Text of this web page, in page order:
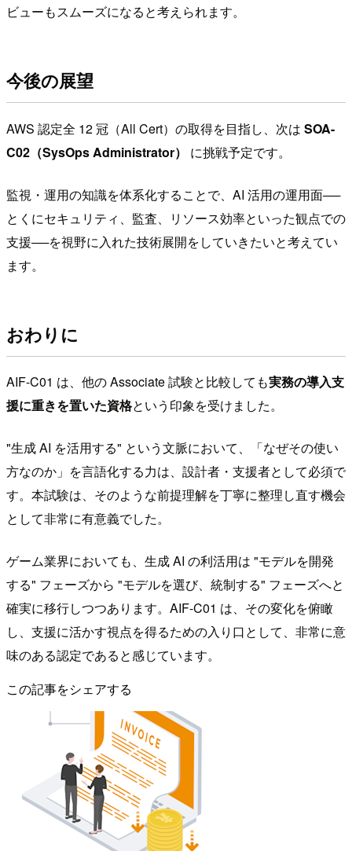
ビューもスムーズになると考えられます。
今後の展望
AWS 認定全 12 冠（All Cert）の取得を目指し、次は SOA-
C02（SysOps Administrator）
に挑戦予定です。
監視・運用の知識を体系化することで、AI 活用の運用面──
とくにセキュリティ、監査、リソース効率といった観点での
支援──を視野に入れた技術展開をしていきたいと考えてい
ます。
おわりに
AIF-C01 は、他の Associate 試験と比較しても実務の導入支
援に重きを置いた資格という印象を受けました。
"生成 AI を活用する" という文脈において、「なぜその使い
方なのか」を言語化する力は、設計者・支援者として必須で
す。本試験は、そのような前提理解を丁寧に整理し直す機会
として非常に有意義でした。
ゲーム業界においても、生成 AI の利活用は "モデルを開発
する" フェーズから "モデルを選び、統制する" フェーズへと
確実に移行しつつあります。AIF-C01 は、その変化を俯瞰
し、支援に活かす視点を得るための入り口として、非常に意
味のある認定であると感じています。
この記事をシェアする